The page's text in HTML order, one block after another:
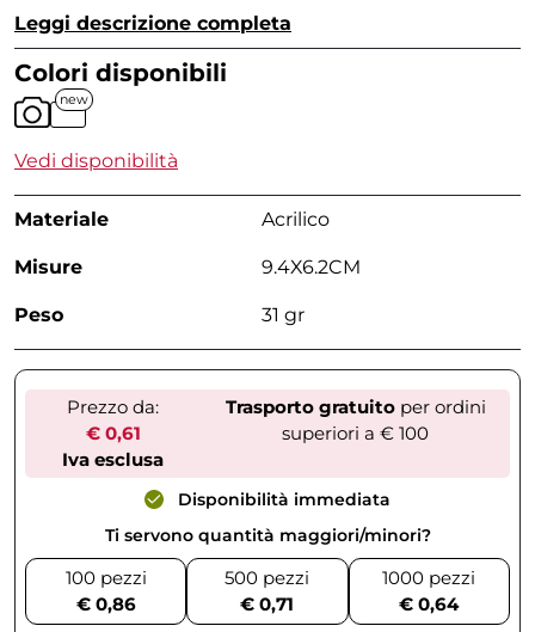
Leggi descrizione completa
Colori disponibili
new
Vedi disponibilità
Materiale Acrilico
Misure 9.4X6.2CM
Peso 31 gr
Prezzo da:
€ 0,61
Iva esclusa
Trasporto gratuitoper ordini
superiori a € 100
Disponibilità immediata
Ti servono quantità maggiori/minori?
100 pezzi
€ 0,86
500 pezzi
€ 0,71
1000 pezzi
€ 0,64